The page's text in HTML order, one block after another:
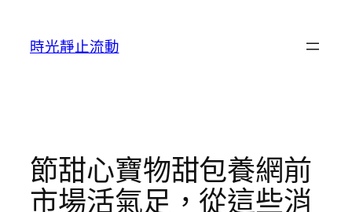
時光靜止流動
節甜心寶物甜包養網前
市場活氣足，從這些消